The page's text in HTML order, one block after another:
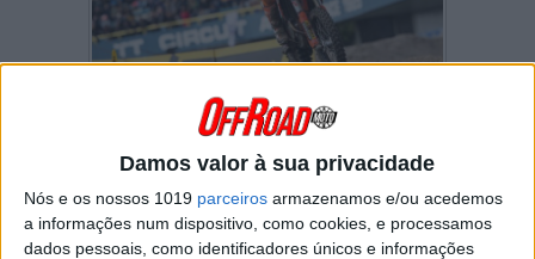
Damos valor à sua privacidade
Nós e os nossos 1019 parceiros armazenamos e/ou acedemos
a informações num dispositivo, como cookies, e processamos
dados pessoais, como identificadores únicos e informações
Nesta última manga de Motocross das Nações
foi mais uma vez Tim Gajser a conseguir o
holeshot. O esloveno levou atrás de si Van
Horebeek e Monticelli numa altura em que as
condições meteorológicas levaram a uma
melhoria das condições da pista.